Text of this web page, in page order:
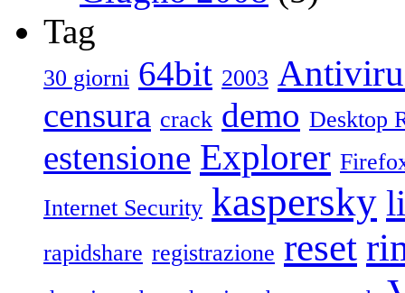
Tag
30 giorni 64bit 2003
censura crack demo Desktop
estensione Explorer
Internet Security kaspersky
rapidshare registrazione reset